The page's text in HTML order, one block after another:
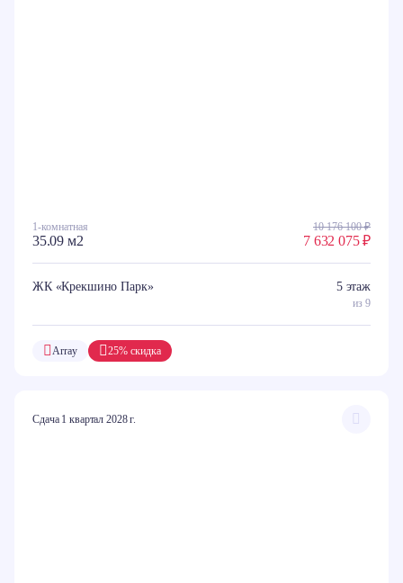
1-комнатная
35.09 м2
10 176 100 ₽
7 632 075 ₽
ЖК «Крекшино Парк» 5 этаж
из 9
25% скидка
Array
Сдача 1 квартал 2028 г.